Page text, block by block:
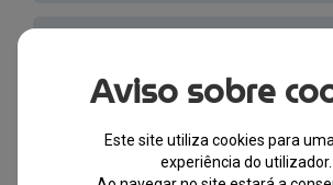
PERFUMES BURBERRY ®
PERFUMES CALVIN KLEIN®
Aviso sobre
Este site utiliza cookies para
experiência do utilizador.